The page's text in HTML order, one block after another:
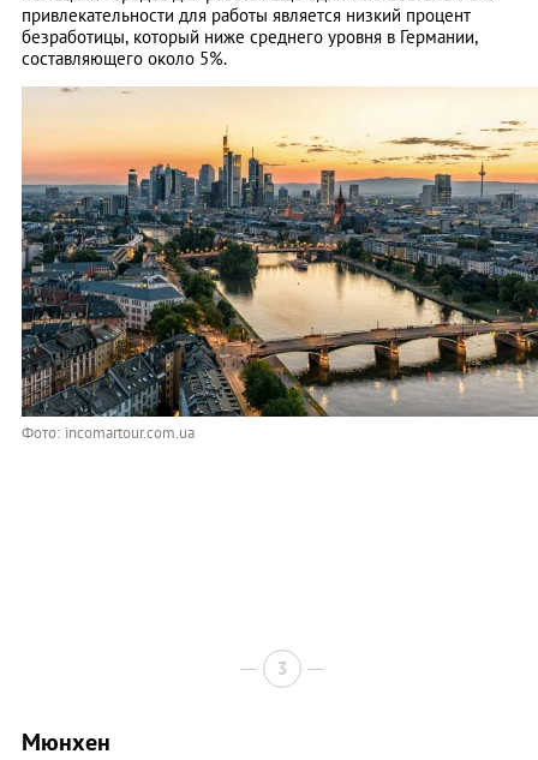
привлекательности для работы является низкий процент
безработицы, который ниже среднего уровня в Германии,
составляющего около 5%.
Фото: incomartour.com.ua
3
Мюнхен